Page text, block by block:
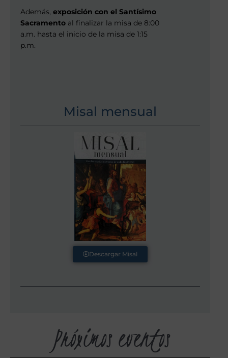
Próximos eventos
Además, exposición con el Santísimo
Sacramentoal finalizar la misa de 8:00
a.m. hasta el inicio de la misa de 1:15
p.m.
Misal mensual
Descargar Misal